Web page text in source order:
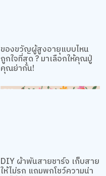
ของขวัญผู้สูงอายุแบบไหน
ถูกใจที่สุด ? มาเลือกให้คุณปู่
คุณย่ากัน!
DIY ผ้าพันสายชาร์จ เก็บสาย
ให้ไม่รก แถมพกโชว์ความน่า